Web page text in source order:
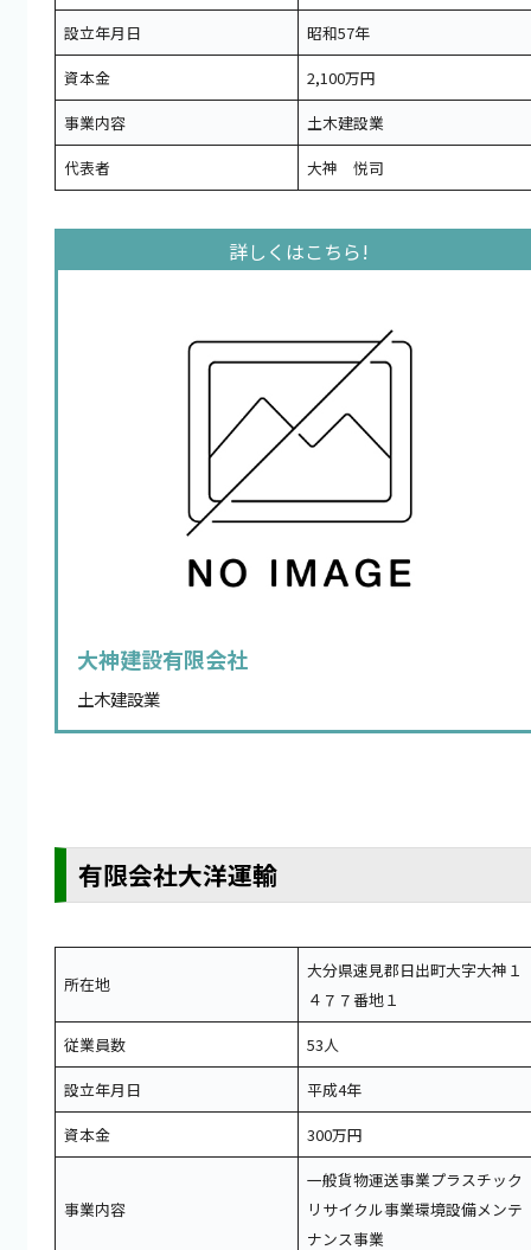
設立年月日
昭和57年
資本金
2,100万円
事業内容
土木建設業
代表者
大神 悦司
大神建設有限会社
土木建設業
有限会社大洋運輸
所在地
大分県速見郡日出町大字大神１
４７７番地１
従業員数
53人
設立年月日
平成4年
資本金
300万円
事業内容
一般貨物運送事業プラスチック
リサイクル事業環境設備メンテ
ナンス事業